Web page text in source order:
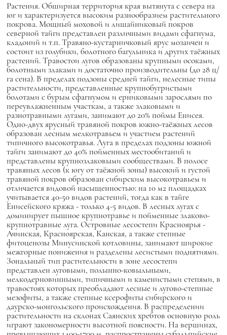
Растения. Обширная территория края вытянута с севера на
юг и характеризуется высоким разнообразием растительного
покрова. Мощный моховой и лишайниковый покров
северной тайги представлен различными видами сфагнума,
кладоний и т.п. Травяно-кустарничковый ярус мозаичен и
состоит из голубики, болотного багульника и других таёжных
растений. Травостои лугов образованы крупными осоками,
болотными злаками и достаточно производительны (до 28 ц/
га сена). В пределах подзоны средней тайги, нелесные типы
растительности, представленные крупнобугристыми
болотами с бурым сфагнумом и ерниковыми зарослями по
переувлажненным участкам, а также злаковыми и
разнотравными лугами, занимают до 20% поймы Енисея.
Одно-двух ярусный травяной покров южно-таёжных лесов
образован лесным мелкотравьем и участием растений
типичного высокотравья. Луга в пределах подзоны южной
тайги занимают до 40% пойменных местообитаний и
представлены крупнозлаковыми сообществами. В полосе
травяных лесов (к югу от таёжной зоны) высокий и густой
травяной покров образован сибирским высокотравьем и
отличается видовой насыщенностью: на 10 м2 площадках
учитывается 40-50 видов растений, тогда как в тайге
Енисейского кряжа - только 4-5 видов. В лесных лугах с
доминирует пышное крупнотравье и пойменные злаково-
крупнотравные луга. Островные лесостепи Красноярья -
Ачинская, Красноярская, Канская, а также степные
фитоценозы Минусинской котловины, занимают широкие
межгорные понижения и разделены лесистыми поднятиями.
Зональный тип растительности в зоне лесостепи
представлен луговыми, полынно-ковыльными,
мелкодерновинными, типичными и каменистыми степями, в
травостоях которых преобладают лесные и лугово-степные
мезофиты, а также степные ксерофиты сибирского и
даурско-монгольского происхождения. В распределении
растительности на склонах Саянских хребтов основную роль
играют закономерности высотной поясности. На вершинах,